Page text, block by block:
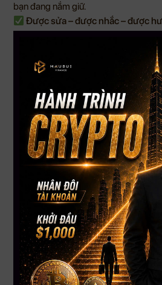
bạn đang nắm giữ.
Được sửa – được nhắc – được
Bạn không phải “tự bơi” – mà có
Ưu đãi Thanksgiving cực hot –
Tặng thêm 1 tháng VIP miễn
Tặng bộ Bí Kíp Trading kèm
chứng minh hiệu quả
Tặng Indicator MBF độc quyền
chuẩn xác
Chương trình chỉ kéo dài đến hết
kẻo lỡ!
Gọi ngay+1 866-212-3389
để
hợp!
Kết luận: Đầu tư là hành trình, đừng
Bạn đã học rất nhiều, nhưngchưa ai
Với MBF Diamond, bạn có môi